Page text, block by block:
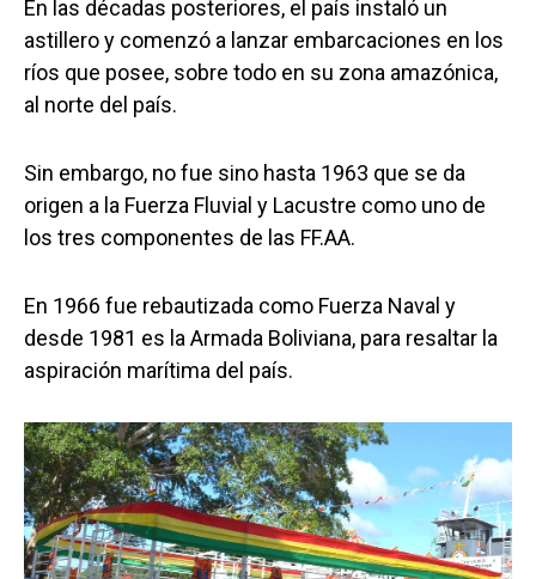
En las décadas posteriores, el país instaló un
astillero y comenzó a lanzar embarcaciones en los
ríos que posee, sobre todo en su zona amazónica,
al norte del país.
Sin embargo, no fue sino hasta 1963 que se da
origen a la Fuerza Fluvial y Lacustre como uno de
los tres componentes de las FF.AA.
En 1966 fue rebautizada como Fuerza Naval y
desde 1981 es la Armada Boliviana, para resaltar la
aspiración marítima del país.